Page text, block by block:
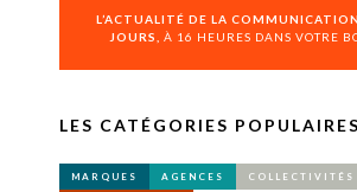
L’ACTUALITÉ DE LA
JOURS,
À 16 HEURES DANS VOTRE
LES CATÉGORIES POPULAIRES
MARQUES AGENCES COLLECTIVITÉS